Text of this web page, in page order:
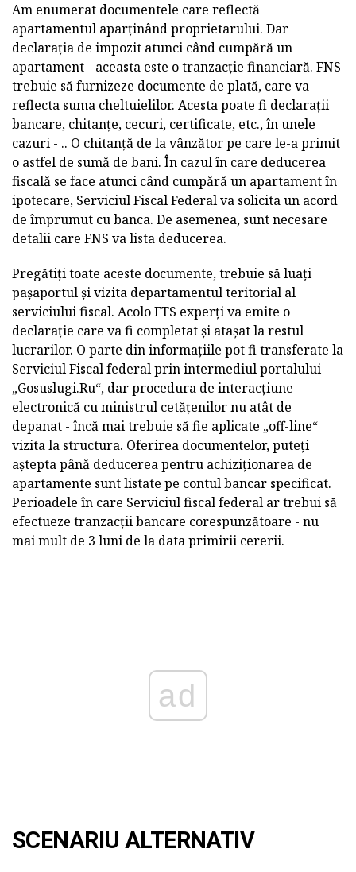
Am enumerat documentele care reflectă
apartamentul aparținând proprietarului. Dar
declarația de impozit atunci când cumpără un
apartament - aceasta este o tranzacție financiară. FNS
trebuie să furnizeze documente de plată, care va
reflecta suma cheltuielilor. Acesta poate fi declarații
bancare, chitanțe, cecuri, certificate, etc., în unele
cazuri - .. O chitanță de la vânzător pe care le-a primit
o astfel de sumă de bani. În cazul în care deducerea
fiscală se face atunci când cumpără un apartament în
ipotecare, Serviciul Fiscal Federal va solicita un acord
de împrumut cu banca. De asemenea, sunt necesare
detalii care FNS va lista deducerea.
Pregătiți toate aceste documente, trebuie să luați
pașaportul și vizita departamentul teritorial al
serviciului fiscal. Acolo FTS experți va emite o
declarație care va fi completat și atașat la restul
lucrarilor. O parte din informațiile pot fi transferate la
Serviciul Fiscal federal prin intermediul portalului
„Gosuslugi.Ru“, dar procedura de interacțiune
electronică cu ministrul cetățenilor nu atât de
depanat - încă mai trebuie să fie aplicate „off-line“
vizita la structura. Oferirea documentelor, puteți
aștepta până deducerea pentru achiziționarea de
apartamente sunt listate pe contul bancar specificat.
Perioadele în care Serviciul fiscal federal ar trebui să
efectueze tranzacții bancare corespunzătoare - nu
mai mult de 3 luni de la data primirii cererii.
ad
SCENARIU ALTERNATIV